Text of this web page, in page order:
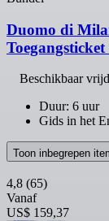
Duomo di
Beschikbaar
Duur: 6 uur
Gids in het
Toon inbegrepen
4,8 (65)
Vanaf
US$ 159,37